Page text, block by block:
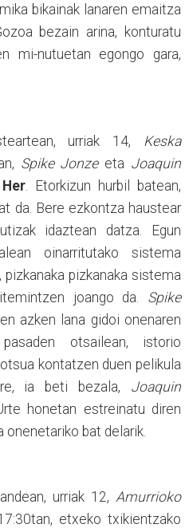
bikainak lanaren emaitza
bezain arina, konturatu
mi-nutuetan egongo gara,
urriak 14, Keska
Spike Jonzeeta Joaquin
Her. Etorkizun hurbil batean,
da. Bere ezkontza haustear
idaztean datza. Egun
oinarritutako sistema
pizkanaka sistema
joango da. Spike
azken lana gidoi onenaren
otsailean, istorio
kontatzen duen pelikula
ia beti bezala, Joaquin
honetan estreinatu diren
onenetariko bat delarik.
urriak 12, Amurrioko
etxeko txikientzako